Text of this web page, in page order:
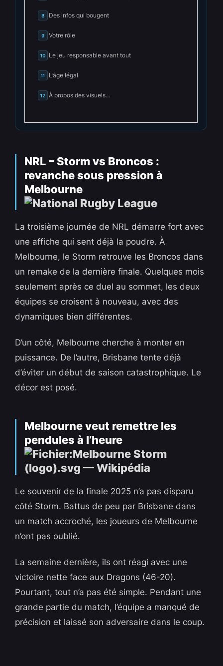
8 Des infos qui bougent
9 Votre rôle
10 Le jeu responsable avant tout
11 L’âge légal
12 À propos des visuels…
NRL – Storm vs Broncos :
revanche sous pression à
Melbourne
La troisième journée de NRL démarre fort avec
une affiche qui sent déjà la poudre. À
Melbourne, le Storm retrouve les Broncos dans
un remake de la dernière finale. Quelques mois
seulement après ce duel au sommet, les deux
équipes se croisent à nouveau, avec des
dynamiques bien différentes.
D’un côté, Melbourne cherche à monter en
puissance. De l’autre, Brisbane tente déjà
d’éviter un début de saison catastrophique. Le
décor est posé.
Melbourne veut remettre les
pendules à l’heure
Le souvenir de la finale 2025 n’a pas disparu
côté Storm. Battus de peu par Brisbane dans
un match accroché, les joueurs de Melbourne
n’ont pas oublié.
La semaine dernière, ils ont réagi avec une
victoire nette face aux Dragons (46-20).
Pourtant, tout n’a pas été simple. Pendant une
grande partie du match, l’équipe a manqué de
précision et laissé son adversaire dans le coup.